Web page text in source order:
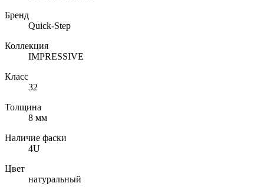
Бренд
Quick-Step
Коллекция
IMPRESSIVE
Класс
32
Толщина
8 мм
Наличие фаски
4U
Цвет
натуральный